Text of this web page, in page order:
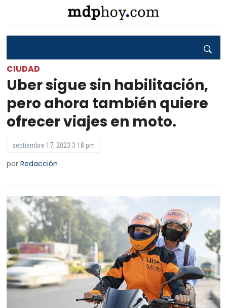
CIUDAD
Uber sigue sin habilitación,
pero ahora también quiere
ofrecer viajes en moto.
septiembre 17, 2023 3:18 pm
porRedacción